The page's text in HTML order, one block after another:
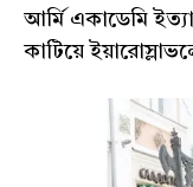
আর্মি একাডেমি
কাটিয়ে